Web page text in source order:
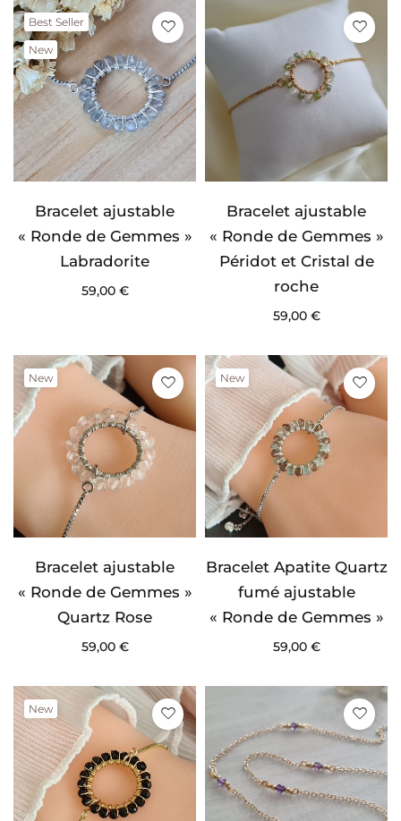
Best Seller
New
Bracelet ajustable
« Ronde de Gemmes »
Labradorite
59,00 €
Bracelet ajustable
« Ronde de Gemmes »
Péridot et Cristal de
roche
59,00 €
New
Bracelet ajustable
« Ronde de Gemmes »
Quartz Rose
59,00 €
New
Bracelet Apatite Quartz
fumé ajustable
« Ronde de Gemmes »
59,00 €
New